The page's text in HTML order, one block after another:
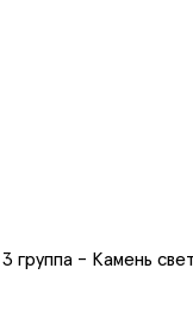
- Камень